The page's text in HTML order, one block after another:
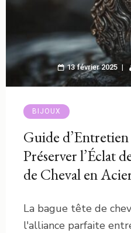
13 février 2025
BIJOUX
Guide
Préserver l’Éclat
de Cheval en
La bague tête de
l'alliance parfaite